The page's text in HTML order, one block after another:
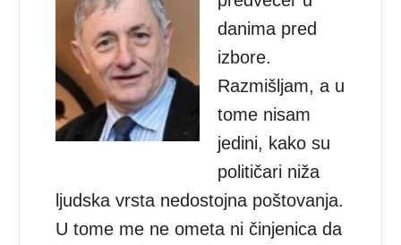
danima pred
izbore.
Razmišljam, a u
tome nisam
jedini, kako su
političari niža
ljudska vrsta nedostojna poštovanja.
U tome me ne ometa ni činjenica da